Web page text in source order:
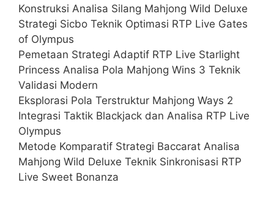
Konstruksi Analisa Silang Mahjong Wild Deluxe
Strategi Sicbo Teknik Optimasi RTP Live Gates
of Olympus
Pemetaan Strategi Adaptif RTP Live Starlight
Princess Analisa Pola Mahjong Wins 3 Teknik
Validasi Modern
Eksplorasi Pola Terstruktur Mahjong Ways 2
Integrasi Taktik Blackjack dan Analisa RTP Live
Olympus
Metode Komparatif Strategi Baccarat Analisa
Mahjong Wild Deluxe Teknik Sinkronisasi RTP
Live Sweet Bonanza